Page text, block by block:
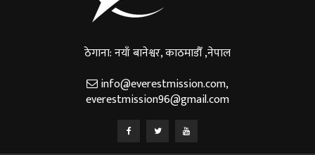
ठेगाना: नयाँ बानेश्वर, काठमाडौँ ,नेपाल
info@everestmission.com,
everestmission96@gmail.com